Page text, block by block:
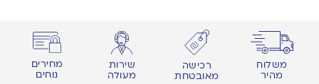
משלוח
מהיר
רכישה
מאובטחת
שירות
מעולה
מחירים
נוחים